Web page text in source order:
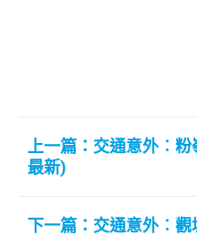
上一篇：交通意外︰
最新)
下一篇：交通意外︰